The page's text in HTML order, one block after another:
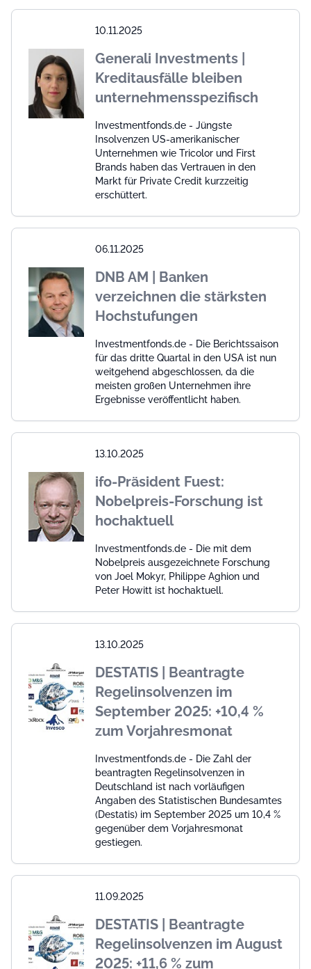
10.11.2025
Generali Investments |
Kreditausfälle bleiben
unternehmensspezifisch
Investmentfonds.de - Jüngste
Insolvenzen US-amerikanischer
Unternehmen wie Tricolor und First
Brands haben das Vertrauen in den
Markt für Private Credit kurzzeitig
erschüttert.
06.11.2025
DNB AM | Banken
verzeichnen die stärksten
Hochstufungen
Investmentfonds.de - Die Berichtssaison
für das dritte Quartal in den USA ist nun
weitgehend abgeschlossen, da die
meisten großen Unternehmen ihre
Ergebnisse veröffentlicht haben.
13.10.2025
ifo-Präsident Fuest:
Nobelpreis-Forschung ist
hochaktuell
Investmentfonds.de - Die mit dem
Nobelpreis ausgezeichnete Forschung
von Joel Mokyr, Philippe Aghion und
Peter Howitt ist hochaktuell.
13.10.2025
DESTATIS | Beantragte
Regelinsolvenzen im
September 2025: +10,4 %
zum Vorjahresmonat
Investmentfonds.de - Die Zahl der
beantragten Regelinsolvenzen in
Deutschland ist nach vorläufigen
Angaben des Statistischen Bundesamtes
(Destatis) im September 2025 um 10,4 %
gegenüber dem Vorjahresmonat
gestiegen.
11.09.2025
DESTATIS | Beantragte
Regelinsolvenzen im August
2025: +11,6 % zum